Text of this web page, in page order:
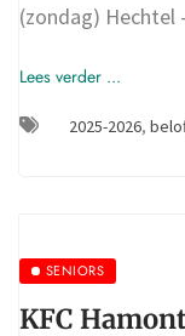
(zondag) Hechtel
Lees verder ...
2025-2026,
SENIORS
KFC